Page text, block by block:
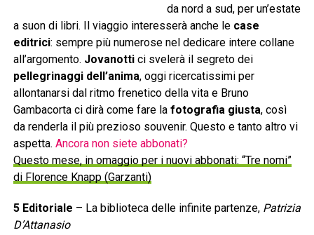
da nord a sud, per un’estate
a suon di libri. Il viaggio interesserà anche le case
editrici: sempre più numerose nel dedicare intere collane
all’argomento. Jovanottici svelerà il segreto dei
pellegrinaggi dell’anima, oggi ricercatissimi per
allontanarsi dal ritmo frenetico della vita e Bruno
Gambacorta ci dirà come fare la fotografia giusta, così
da renderla il più prezioso souvenir. Questo e tanto altro vi
aspetta. Ancora non siete abbonati?
Questo mese, in omaggio per i nuovi abbonati: “Tre nomi”
di Florence Knapp (Garzanti)
5 Editoriale – La biblioteca delle infinite partenze, Patrizia
D’Attanasio